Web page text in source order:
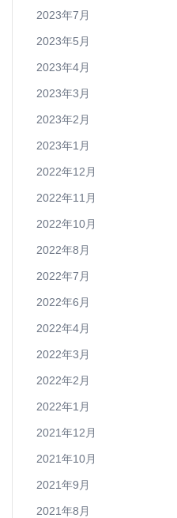
2023年7月
2023年5月
2023年4月
2023年3月
2023年2月
2023年1月
2022年12月
2022年11月
2022年10月
2022年8月
2022年7月
2022年6月
2022年4月
2022年3月
2022年2月
2022年1月
2021年12月
2021年10月
2021年9月
2021年8月